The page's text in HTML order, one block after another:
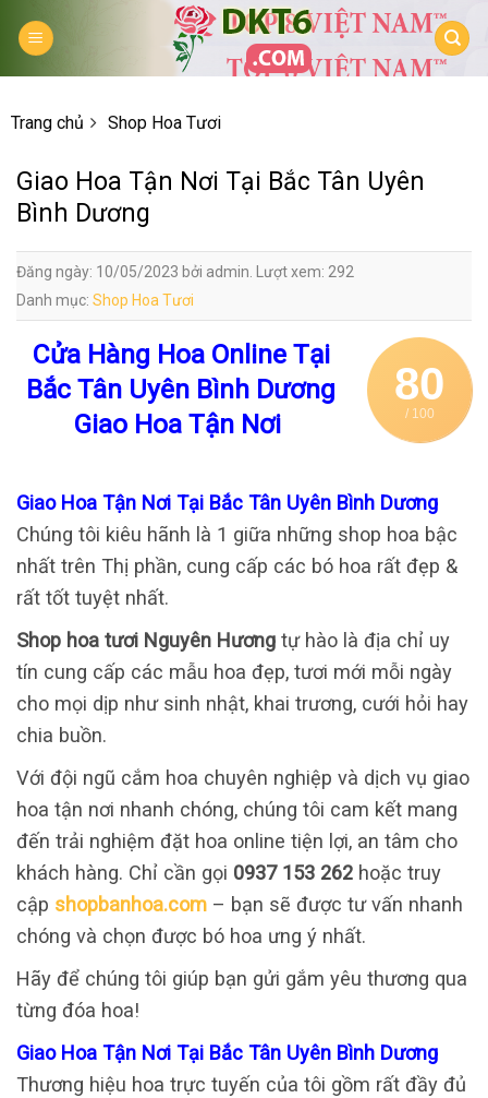
Trang chủ Shop Hoa Tươi
Giao Hoa Tận Nơi Tại Bắc Tân Uyên
Bình Dương
Đăng ngày: 10/05/2023 bởi admin. Lượt xem: 292
Danh mục: Shop Hoa Tươi
80
/ 100
Cửa Hàng Hoa Online Tại
Bắc Tân Uyên Bình Dương
Giao Hoa Tận Nơi
Giao Hoa Tận Nơi Tại Bắc Tân Uyên Bình Dương
Chúng tôi kiêu hãnh là 1 giữa những shop hoa bậc
nhất trên Thị phần, cung cấp các bó hoa rất đẹp &
rất tốt tuyệt nhất.
Shop hoa tươi Nguyên Hương tự hào là địa chỉ uy
tín cung cấp các mẫu hoa đẹp, tươi mới mỗi ngày
cho mọi dịp như sinh nhật, khai trương, cưới hỏi hay
chia buồn.
Với đội ngũ cắm hoa chuyên nghiệp và dịch vụ giao
hoa tận nơi nhanh chóng, chúng tôi cam kết mang
đến trải nghiệm đặt hoa online tiện lợi, an tâm cho
khách hàng. Chỉ cần gọi 0937 153 262 hoặc truy
cập shopbanhoa.com – bạn sẽ được tư vấn nhanh
chóng và chọn được bó hoa ưng ý nhất.
Hãy để chúng tôi giúp bạn gửi gắm yêu thương qua
từng đóa hoa!
Giao Hoa Tận Nơi Tại Bắc Tân Uyên Bình Dương
Thương hiệu hoa trực tuyến của tôi gồm rất đầy đủ